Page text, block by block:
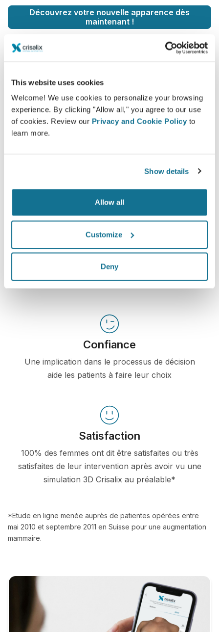
This website uses cookies
Welcome! We use cookies to personalize your browsing
experience. By clicking "Allow all," you agree to our use
of cookies. Review our Privacy and Cookie Policy to
learn more.
Show details
Allow all
Customize
Deny
Découvrez votre nouvelle apparence dès
maintenant !
Hausse du niveau de prise en charge
des patients
Crisalix est un outil novateur qui vise à améliorer la
les patients et les médecins.
Informations détaillées
Crisalix permet d'éduquer les patients sur des
potentiels résultats d'interventions grâce à une
simulation 3D de leur propre corps ou visage.
Confiance
Une implication dans le processus de décision
aide les patients à faire leur choix
Satisfaction
100% des femmes ont dit être satisfaites ou très
satisfaites de leur intervention après avoir vu une
simulation 3D Crisalix au préalable*
*Etude en ligne menée auprès de patientes opérées entre
mai 2010 et septembre 2011 en Suisse pour une augmentation
mammaire.